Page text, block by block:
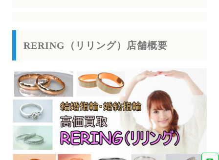
RERING（リリング）店舗概要